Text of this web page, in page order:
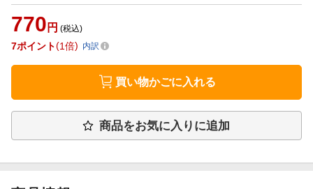
770 円 (税込)
7ポイント 1倍 内訳
買い物かごに入れる
商品をお気に入りに追加